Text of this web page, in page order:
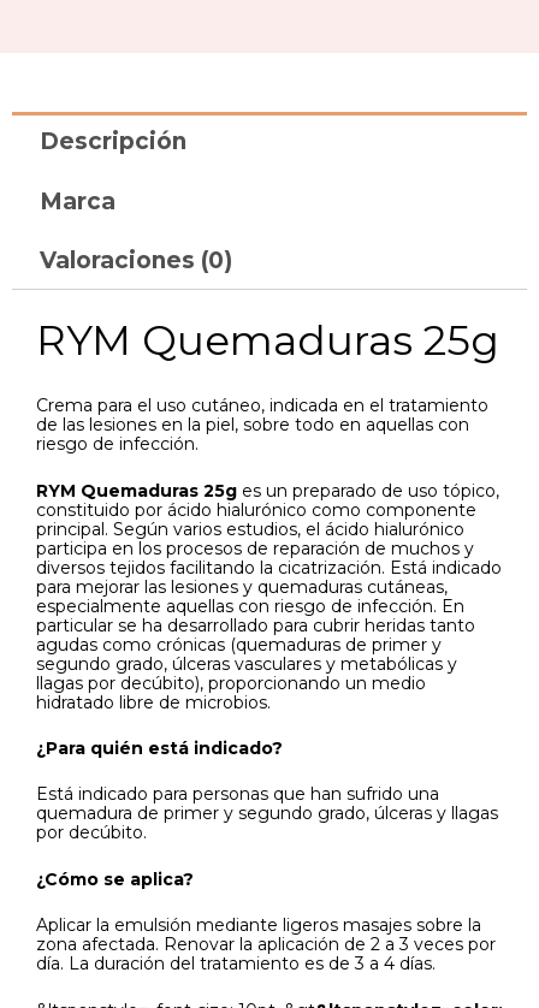
Descripción
Marca
Valoraciones (0)
RYM Quemaduras 25g
Crema para el uso cutáneo, indicada en el tratamiento
de las lesiones en la piel, sobre todo en aquellas con
riesgo de infección.
RYM Quemaduras 25g es un preparado de uso tópico,
constituido por ácido hialurónico como componente
principal. Según varios estudios, el ácido hialurónico
participa en los procesos de reparación de muchos y
diversos tejidos facilitando la cicatrización. Está indicado
para mejorar las lesiones y quemaduras cutáneas,
especialmente aquellas con riesgo de infección. En
particular se ha desarrollado para cubrir heridas tanto
agudas como crónicas (quemaduras de primer y
segundo grado, úlceras vasculares y metabólicas y
llagas por decúbito), proporcionando un medio
hidratado libre de microbios.
¿Para quién está indicado?
Está indicado para personas que han sufrido una
quemadura de primer y segundo grado, úlceras y llagas
por decúbito.
¿Cómo se aplica?
Aplicar la emulsión mediante ligeros masajes sobre la
zona afectada. Renovar la aplicación de 2 a 3 veces por
día. La duración del tratamiento es de 3 a 4 días.